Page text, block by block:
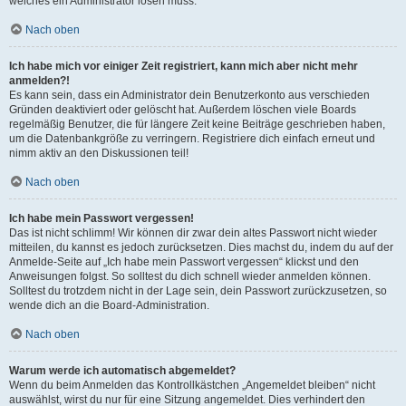
Nach oben
Ich habe mich vor einiger Zeit registriert, kann mich aber nicht mehr
anmelden?!
Es kann sein, dass ein Administrator dein Benutzerkonto aus verschieden
Gründen deaktiviert oder gelöscht hat. Außerdem löschen viele Boards
regelmäßig Benutzer, die für längere Zeit keine Beiträge geschrieben haben,
um die Datenbankgröße zu verringern. Registriere dich einfach erneut und
nimm aktiv an den Diskussionen teil!
Nach oben
Ich habe mein Passwort vergessen!
Das ist nicht schlimm! Wir können dir zwar dein altes Passwort nicht wieder
mitteilen, du kannst es jedoch zurücksetzen. Dies machst du, indem du auf der
Anmelde-Seite auf „Ich habe mein Passwort vergessen“ klickst und den
Anweisungen folgst. So solltest du dich schnell wieder anmelden können.
Solltest du trotzdem nicht in der Lage sein, dein Passwort zurückzusetzen, so
wende dich an die Board-Administration.
Nach oben
Warum werde ich automatisch abgemeldet?
Wenn du beim Anmelden das Kontrollkästchen „Angemeldet bleiben“ nicht
auswählst, wirst du nur für eine Sitzung angemeldet. Dies verhindert den